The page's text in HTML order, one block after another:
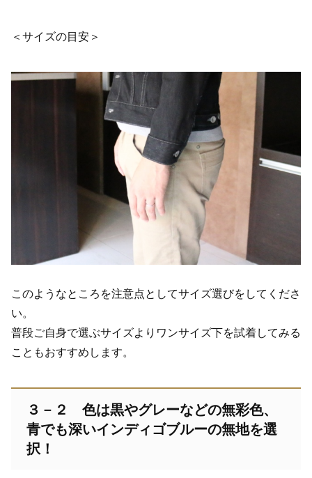
＜サイズの目安＞
このようなところを注意点としてサイズ選びをしてくださ
い。
普段ご自身で選ぶサイズよりワンサイズ下を試着してみる
こともおすすめします。
３－２ 色は黒やグレーなどの無彩色、
青でも深いインディゴブルーの無地を選
択！